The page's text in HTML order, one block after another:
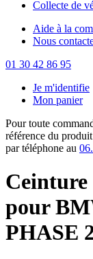
Collecte de
Aide à la
Nous
01 30 42 86 95
Je m'identifie
Mon panier
Pour toute
référence du
par téléphone au
pour
PHASE